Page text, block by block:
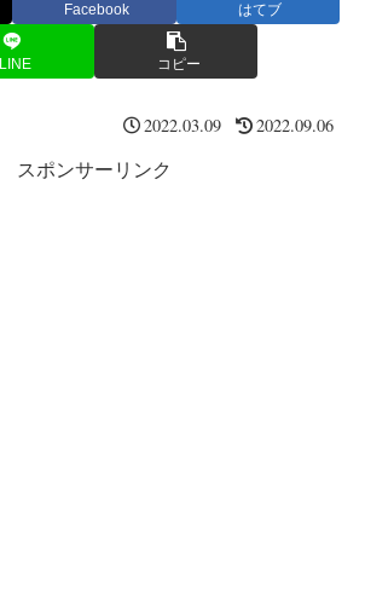
Facebook はてブ
LINE コピー
2022.03.09 2022.09.06
スポンサーリンク